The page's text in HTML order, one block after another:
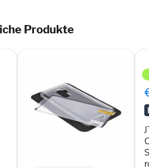
Produkte
für
S9+
rosa
JT